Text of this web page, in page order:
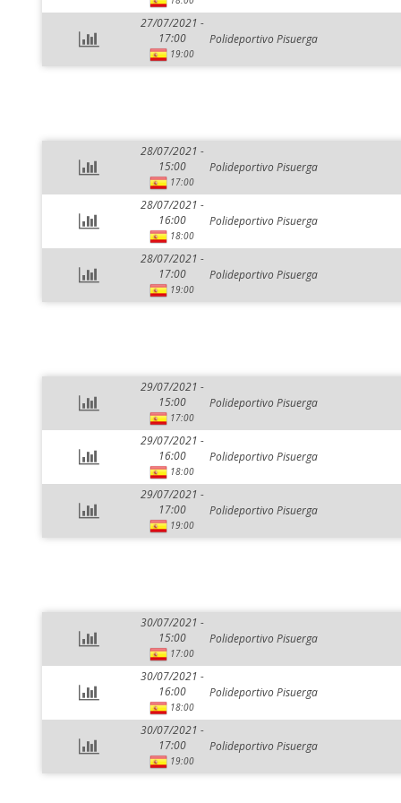
27/07/2021 -
17:00
19:00
Polideportivo Pisuerga
28/07/2021 -
15:00
17:00
Polideportivo Pisuerga
28/07/2021 -
16:00
18:00
Polideportivo Pisuerga
28/07/2021 -
17:00
19:00
Polideportivo Pisuerga
29/07/2021 -
15:00
17:00
Polideportivo Pisuerga
29/07/2021 -
16:00
18:00
Polideportivo Pisuerga
29/07/2021 -
17:00
19:00
Polideportivo Pisuerga
30/07/2021 -
15:00
17:00
Polideportivo Pisuerga
30/07/2021 -
16:00
18:00
Polideportivo Pisuerga
30/07/2021 -
17:00
19:00
Polideportivo Pisuerga